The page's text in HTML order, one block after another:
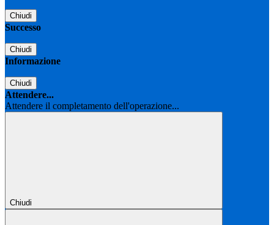
Chiudi
Successo
Chiudi
Informazione
Chiudi
Attendere...
Attendere il completamento dell'operazione...
Chiudi